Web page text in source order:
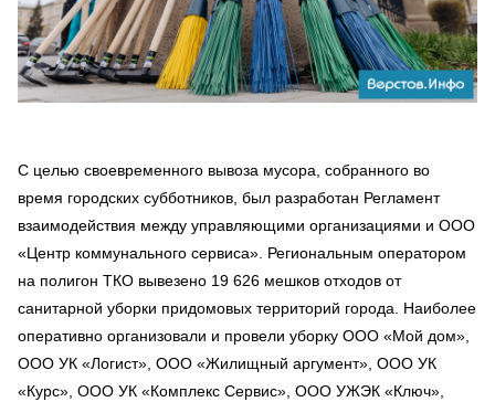
С целью своевременного вывоза мусора, собранного во
время городских субботников, был разработан Регламент
взаимодействия между управляющими организациями и ООО
«Центр коммунального сервиса». Региональным оператором
на полигон ТКО вывезено 19 626 мешков отходов от
санитарной уборки придомовых территорий города. Наиболее
оперативно организовали и провели уборку ООО «Мой дом»,
ООО УК «Логист», ООО «Жилищный аргумент», ООО УК
«Курс», ООО УК «Комплекс Сервис», ООО УЖЭК «Ключ»,